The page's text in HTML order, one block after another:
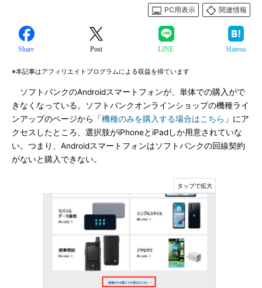
PC用表示
関連情報
Share Post LINE Hatena
※本記事はアフィリエイトプログラムによる収益を得ています
ソフトバンクのAndroidスマートフォンが、単体での購入がで
きなくなっている。ソフトバンクオンラインショップの機種ライ
ンアップのページから「機種のみを購入する場合はこちら 」にア
クセスしたところ、選択肢がiPhoneとiPadしか用意されていな
い。つまり、Androidスマートフォンはソフトバンクの回線契約
がないと購入できない。